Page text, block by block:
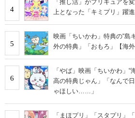
4
「推し活」がプリキュア
上となった「キミプリ」躍
5
映画「ちいかわ」特典の“島
外の特典」「おもろ」【海外
6
「やば」映画「ちいかわ」
高の特典じゃん」「なんで
ゃほしい……」
「まほプリ」「スタプリ」